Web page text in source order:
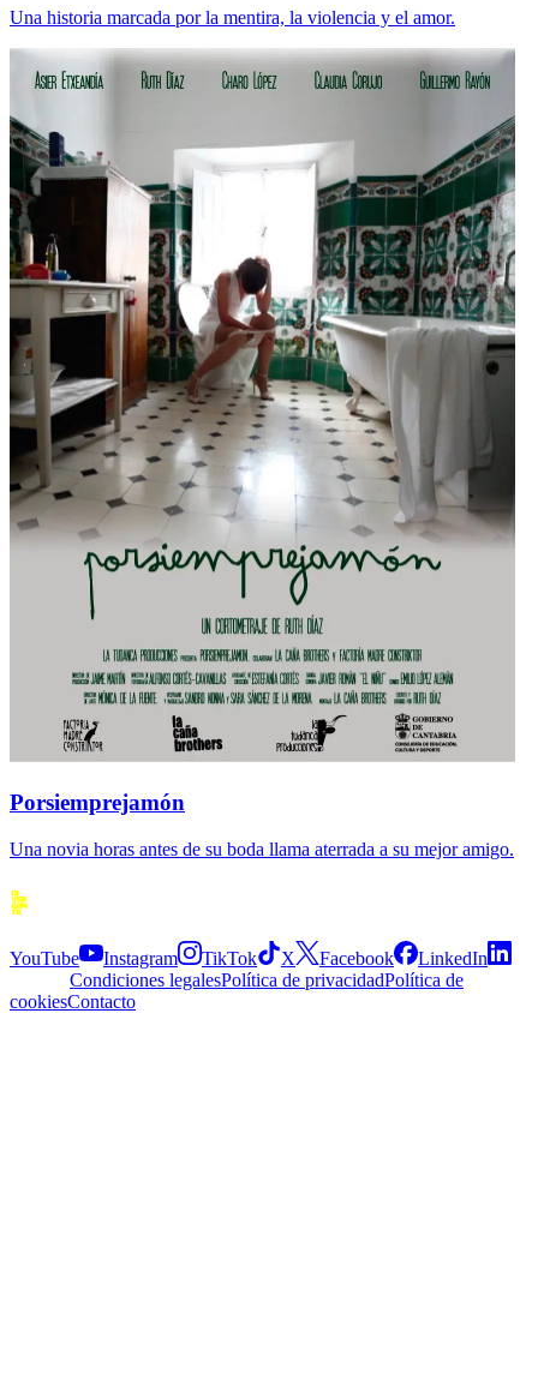
Una historia marcada por la mentira, la violencia y el amor.
Porsiemprejamón
Una novia horas antes de su boda llama aterrada a su mejor amigo.
YouTube
Instagram TikTok X Facebook
LinkedIn
Condiciones legalesPolítica de privacidadPolítica de
cookiesContacto